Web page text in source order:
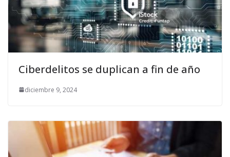
Ciberdelitos se duplican a fin de año
diciembre 9, 2024